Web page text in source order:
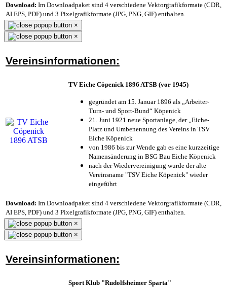
Download: Im Downloadpaket sind 4 verschiedene Vektorgrafikformate (CDR,
AI EPS, PDF) und 3 Pixelgrafikformate (JPG, PNG, GIF) enthalten.
×
×
Vereinsinformationen:
TV Eiche Cöpenick 1896 ATSB (vor 1945)
gegründet am 15. Januar 1896 als „Arbeiter-
Turn- und Sport-Bund“ Köpenick
21. Juni 1921 neue Sportanlage, der „Eiche-
Platz und Umbenennung des Vereins in TSV
Eiche Köpenick
von 1986 bis zur Wende gab es eine kurzzeitige
Namensänderung in BSG Bau Eiche Köpenick
nach der Wiedervereinigung wurde der alte
Vereinsname "TSV Eiche Köpenick" wieder
eingeführt
Download: Im Downloadpaket sind 4 verschiedene Vektorgrafikformate (CDR,
AI EPS, PDF) und 3 Pixelgrafikformate (JPG, PNG, GIF) enthalten.
×
×
Vereinsinformationen:
Sport Klub "Rudolfsheimer Sparta"